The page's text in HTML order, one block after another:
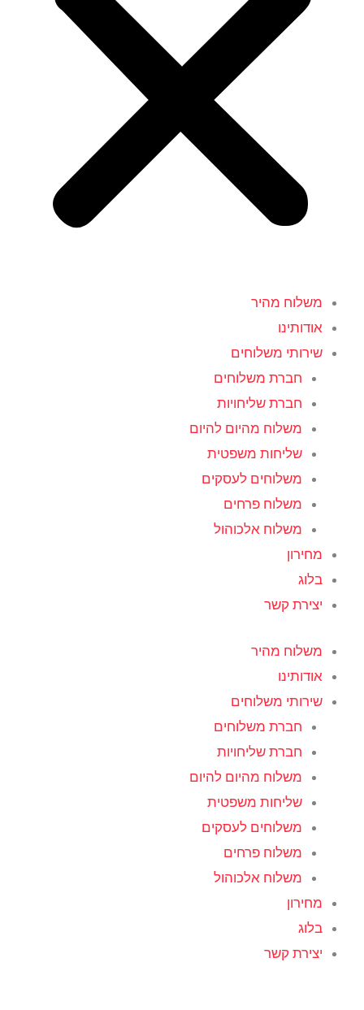
משלוח מהיר
אודותינו
שירותי משלוחים
חברת משלוחים
חברת שליחויות
משלוח מהיום להיום
שליחות משפטית
משלוחים לעסקים
משלוח פרחים
משלוח אלכוהול
מחירון
בלוג
יצירת קשר
משלוח מהיר
אודותינו
שירותי משלוחים
חברת משלוחים
חברת שליחויות
משלוח מהיום להיום
שליחות משפטית
משלוחים לעסקים
משלוח פרחים
משלוח אלכוהול
מחירון
בלוג
יצירת קשר